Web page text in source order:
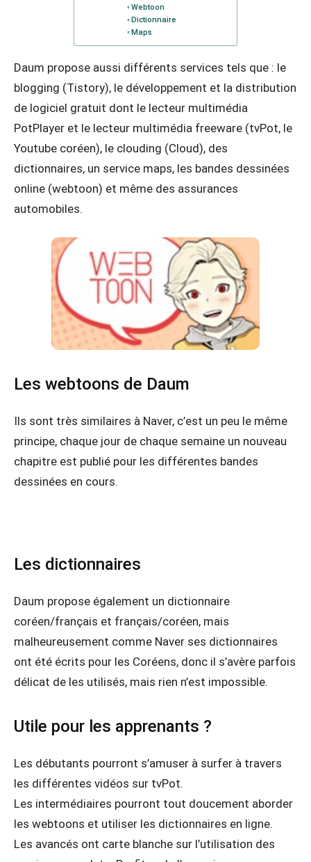
Webtoon
Dictionnaire
Maps
Daum propose aussi différents services tels que : le
blogging (Tistory), le développement et la distribution
de logiciel gratuit dont le lecteur multimédia
PotPlayer et le lecteur multimédia freeware (tvPot, le
Youtube coréen), le clouding (Cloud), des
dictionnaires, un service maps, les bandes dessinées
online (webtoon) et même des assurances
automobiles.
Les webtoons de Daum
Ils sont très similaires à Naver, c’est un peu le même
principe, chaque jour de chaque semaine un nouveau
chapitre est publié pour les différentes bandes
dessinées en cours.
Les dictionnaires
Daum propose également un dictionnaire
coréen/français et français/coréen, mais
malheureusement comme Naver ses dictionnaires
ont été écrits pour les Coréens, donc il s’avère parfois
délicat de les utilisés, mais rien n’est impossible.
Utile pour les apprenants ?
Les débutants pourront s’amuser à surfer à travers
les différentes vidéos sur tvPot.
Les intermédiaires pourront tout doucement aborder
les webtoons et utiliser les dictionnaires en ligne.
Les avancés ont carte blanche sur l’utilisation des